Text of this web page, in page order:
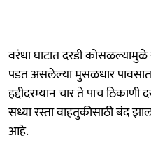
वरंधा घाटात दरडी कोसळल्यामुळे
पडत असलेल्या मुसळधार पावसात
हद्दीदरम्यान चार ते पाच
सध्या रस्ता वाहतुकीसाठी बंद
आहे.